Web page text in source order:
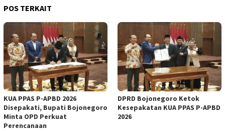
POS TERKAIT
KUA PPAS P-APBD 2026
Disepakati, Bupati Bojonegoro
Minta OPD Perkuat
Perencanaan
DPRD Bojonegoro Ketok
Kesepakatan KUA PPAS P-APBD
2026